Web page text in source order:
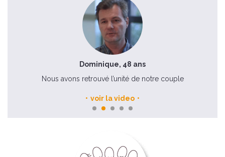
Dominique, 48 ans
Nous avons retrouvé l’unité de notre couple
voir la video